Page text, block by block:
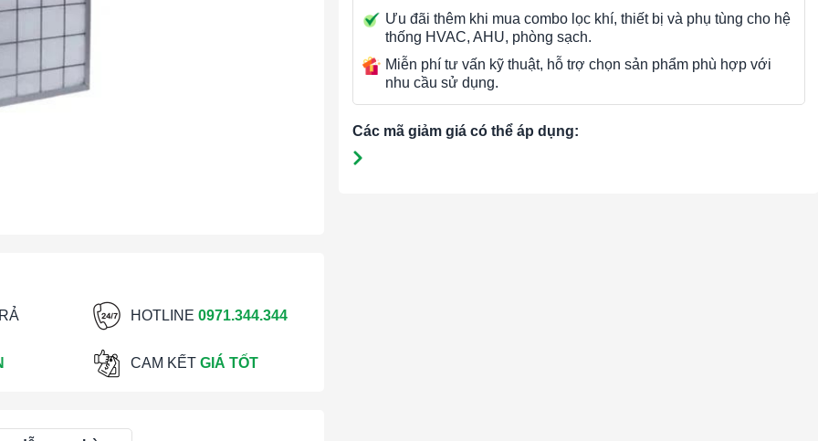
HOTLINE 0971.344.344
CAM KẾT GIÁ TỐT
Ưu đãi thêm khi mua combo lọc khí, thiết bị và phụ tùng cho hệ
thống HVAC, AHU, phòng sạch.
Miễn phí tư vấn kỹ thuật, hỗ trợ chọn sản phẩm phù hợp với
nhu cầu sử dụng.
Các mã giảm giá có thể áp dụng: